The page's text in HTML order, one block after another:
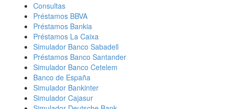
Consultas
Préstamos BBVA
Préstamos Bankia
Préstamos La Caixa
Simulador Banco Sabadell
Préstamos Banco Santander
Simulador Banco Cetelem
Banco de España
Simulador Bankinter
Simulador Cajasur